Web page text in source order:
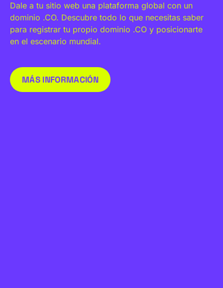
Dale a tu sitio web una plataforma global con un
dominio .CO. Descubre todo lo que necesitas saber
para registrar tu propio dominio .CO y posicionarte
en el escenario mundial.
MÁS INFORMACIÓN